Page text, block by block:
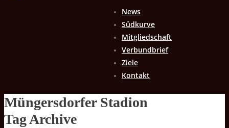
News
Südkurve
Mitgliedschaft
Verbundbrief
Ziele
Kontakt
Müngersdorfer Stadion
Tag Archive